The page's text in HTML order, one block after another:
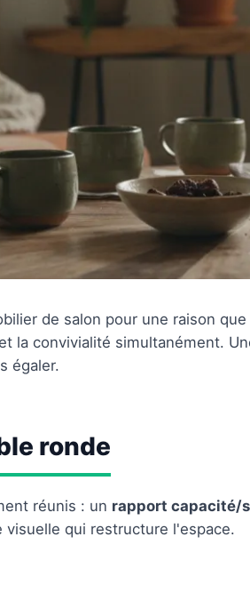
de salon pour une raison
la convivialité simultanément.
égaler.
ronde
réunis : un rapport capacité/
qui restructure l'espace.